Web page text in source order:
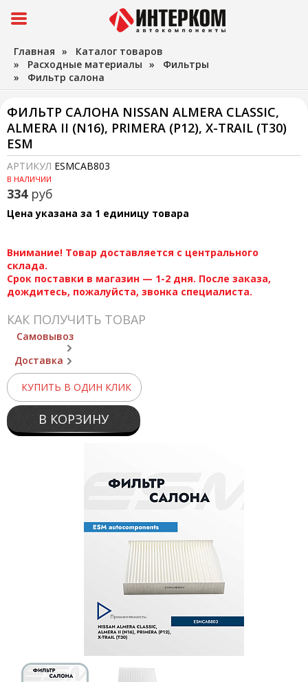
Главная » Каталог товаров
» Расходные материалы » Фильтры
» Фильтр салона
ФИЛЬТР САЛОНА NISSAN ALMERA CLASSIC,
ALMERA II (N16), PRIMERA (P12), X-TRAIL (T30)
ESM
АРТИКУЛ ESMCAB803
В НАЛИЧИИ
334 руб
Цена указана за 1 единицу товара
Внимание! Товар доставляется с центрального
склада.
Срок поставки в магазин — 1-2 дня. После заказа,
дождитесь, пожалуйста, звонка специалиста.
КАК ПОЛУЧИТЬ ТОВАР
Самовывоз
Доставка
КУПИТЬ В ОДИН КЛИК
В КОРЗИНУ